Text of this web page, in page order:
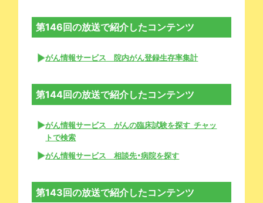
第146回の放送で紹介したコンテンツ
がん情報サービス 院内がん登録生存率集計
第144回の放送で紹介したコンテンツ
がん情報サービス がんの臨床試験を探す チャッ
トで検索
がん情報サービス 相談先・病院を探す
第143回の放送で紹介したコンテンツ